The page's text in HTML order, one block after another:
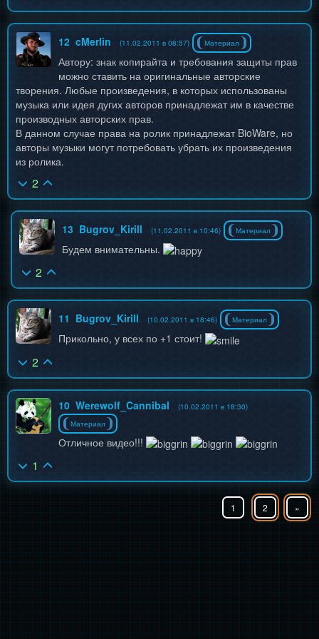
12 cMerlin (11.02.2011 в 08:57) Материал
Автору: знак копирайта и требования защиты прав
можно ставить на оригинальные авторские
творения. Любые произведения, в которых использованы
музыка или идея дугих авторов принадлежат им в качестве
производных авторских прав.
В данном случае права на ролик принадлежат BioWare, но
авторы музыки могут потребовать убрать их произведения
из ролика.
2
13 Bugrov_Kirill (11.02.2011 в 10:46) Материал
Будем внимательны.
2
11 Bugrov_Kirill (10.02.2011 в 18:46) Материал
Прикольно, у всех по +1 стоит!
2
10 Werewolf_Cannibal
(10.02.2011 в 18:30)
Материал
Отличное видео!!!
1
1 2 »